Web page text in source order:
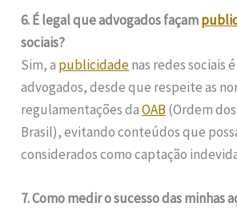
6. É legal que advogados façam
sociais?
Sim, a publicidadenas redes sociais
advogados, desde que respeite as
regulamentações daOAB(Ordem
Brasil), evitando conteúdos que
considerados como captação
7. Como medir o sucesso das minhas